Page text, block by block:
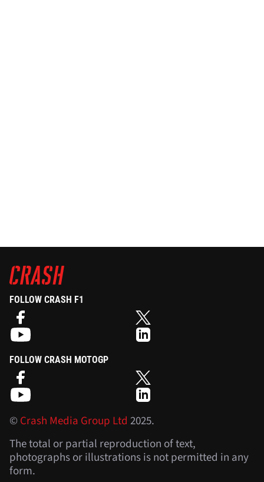
FOLLOW CRASH F1
FOLLOW CRASH MOTOGP
©Crash Media Group Ltd 2025.
The total or partial reproduction of text,
photographs or illustrations is not permitted in any
form.